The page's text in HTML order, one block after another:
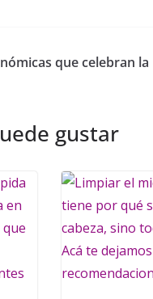
que celebran la
gustar